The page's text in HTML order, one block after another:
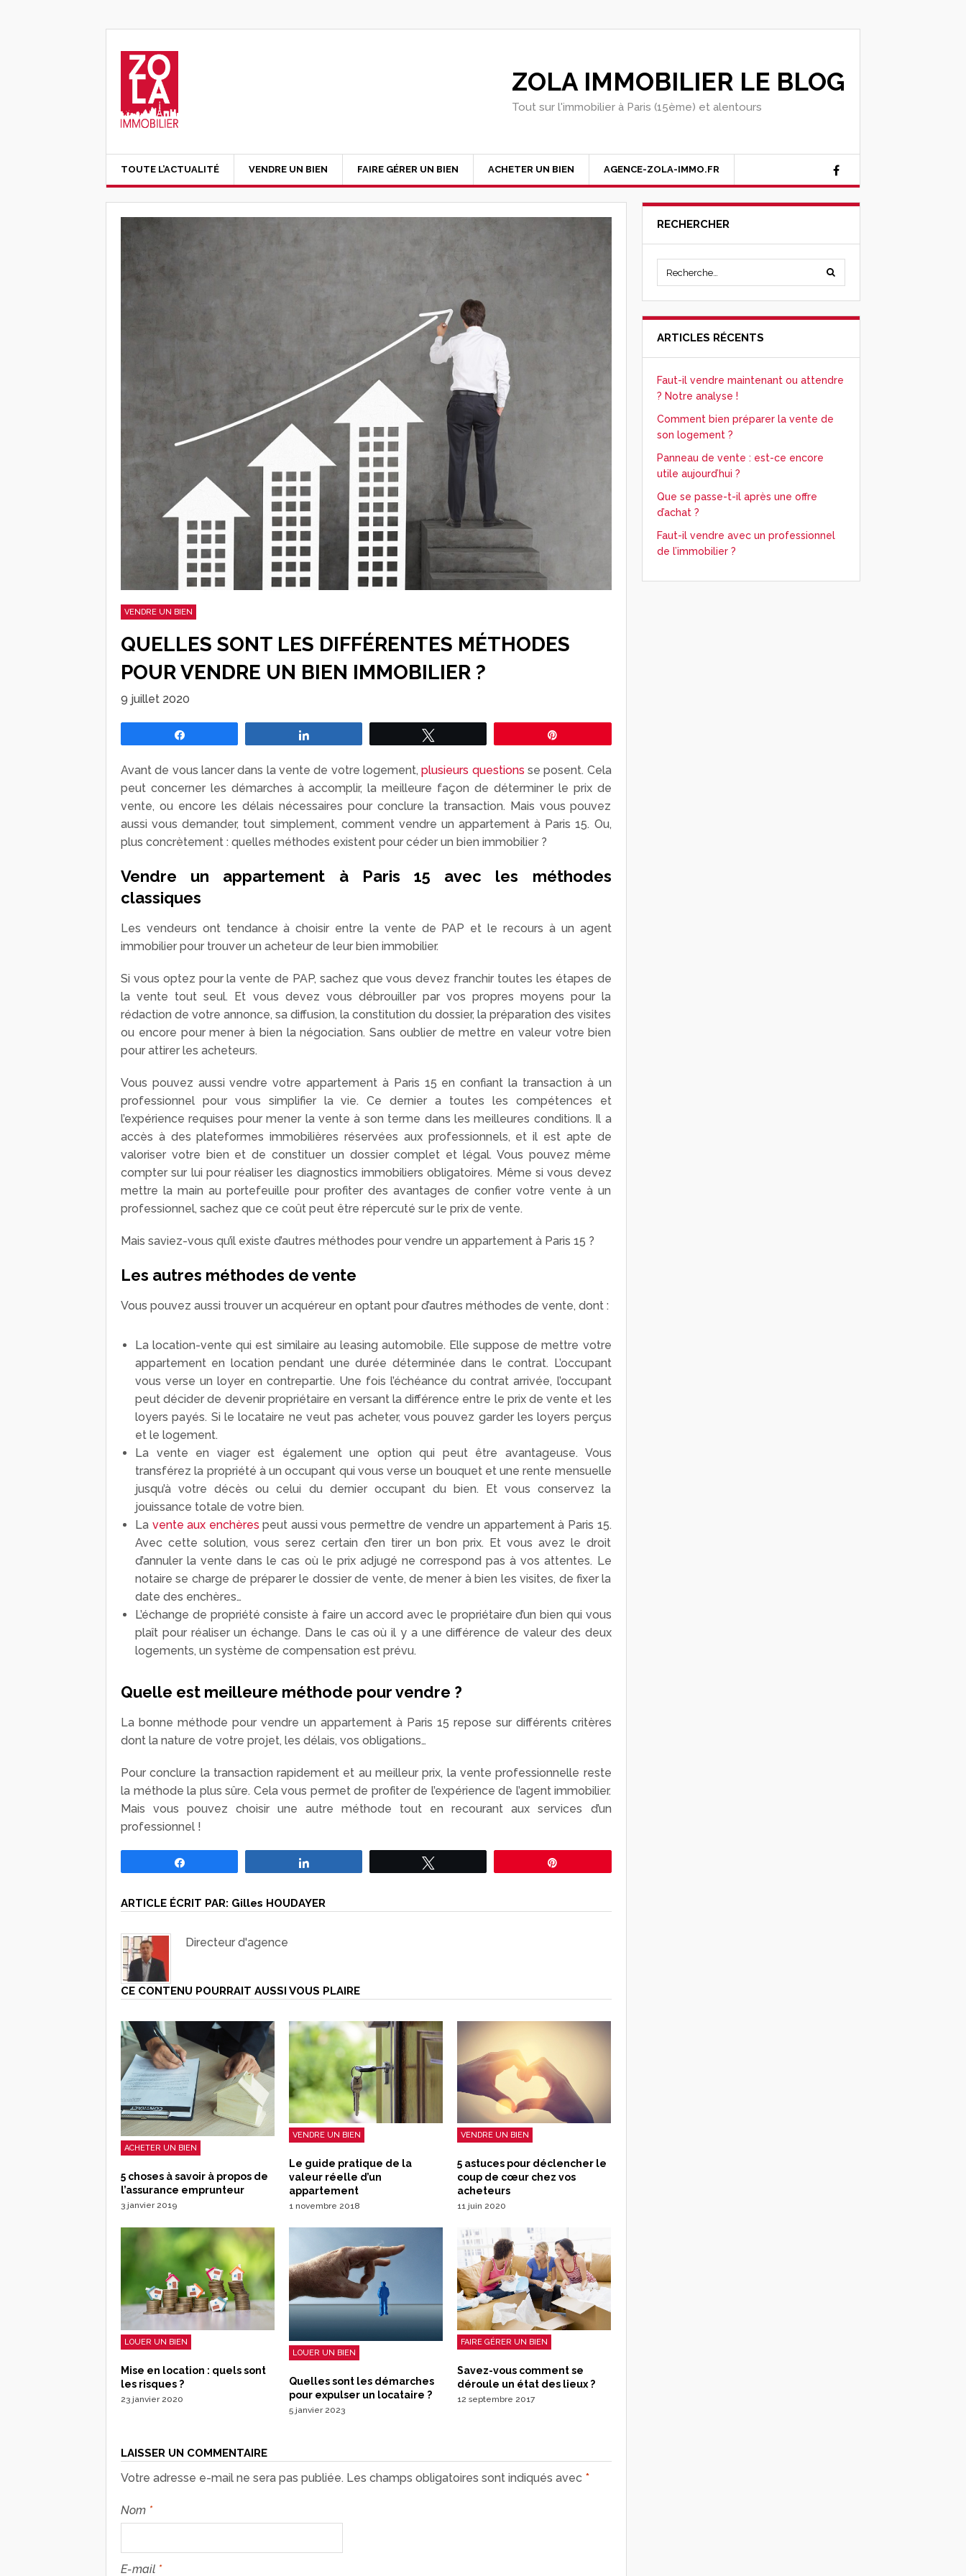
ZOLA IMMOBILIER LE BLOG
Tout sur l'immobilier à Paris (15ème) et alentours
TOUTE L’ACTUALITÉ VENDRE UN BIEN FAIRE GÉRER UN BIEN ACHETER UN BIEN AGENCE-ZOLA-IMMO.FR
VENDRE UN BIEN
QUELLES SONT LES DIFFÉRENTES MÉTHODES
POUR VENDRE UN BIEN IMMOBILIER ?
9 juillet 2020
Avant de vous lancer dans la vente de votre logement,plusieurs questions se posent. Cela
peut concerner les démarches à accomplir, la meilleure façon de déterminer le prix de
vente, ou encore les délais nécessaires pour conclure la transaction. Mais vous pouvez
aussi vous demander, tout simplement, comment vendre un appartement à Paris 15. Ou,
plus concrètement : quelles méthodes existent pour céder un bien immobilier ?
Vendre un appartement à Paris 15 avec les méthodes
classiques
Les vendeurs ont tendance à choisir entre la vente de PAP et le recours à un agent
immobilier pour trouver un acheteur de leur bien immobilier.
Si vous optez pour la vente de PAP, sachez que vous devez franchir toutes les étapes de
la vente tout seul. Et vous devez vous débrouiller par vos propres moyens pour la
rédaction de votre annonce, sa diffusion, la constitution du dossier, la préparation des visites
ou encore pour mener à bien la négociation. Sans oublier de mettre en valeur votre bien
pour attirer les acheteurs.
Vous pouvez aussi vendre votre appartement à Paris 15 en confiant la transaction à un
professionnel pour vous simplifier la vie. Ce dernier a toutes les compétences et
l’expérience requises pour mener la vente à son terme dans les meilleures conditions. Il a
accès à des plateformes immobilières réservées aux professionnels, et il est apte de
valoriser votre bien et de constituer un dossier complet et légal. Vous pouvez même
compter sur lui pour réaliser les diagnostics immobiliers obligatoires. Même si vous devez
mettre la main au portefeuille pour profiter des avantages de confier votre vente à un
professionnel, sachez que ce coût peut être répercuté sur le prix de vente.
Mais saviez-vous qu’il existe d’autres méthodes pour vendre un appartement à Paris 15 ?
Les autres méthodes de vente
Vous pouvez aussi trouver un acquéreur en optant pour d’autres méthodes de vente, dont :
La location-vente qui est similaire au leasing automobile. Elle suppose de mettre votre
appartement en location pendant une durée déterminée dans le contrat. L’occupant
vous verse un loyer en contrepartie. Une fois l’échéance du contrat arrivée, l’occupant
peut décider de devenir propriétaire en versant la différence entre le prix de vente et les
loyers payés. Si le locataire ne veut pas acheter, vous pouvez garder les loyers perçus
et le logement.
La vente en viager est également une option qui peut être avantageuse. Vous
transférez la propriété à un occupant qui vous verse un bouquet et une rente mensuelle
jusqu’à votre décès ou celui du dernier occupant du bien. Et vous conservez la
jouissance totale de votre bien.
La vente aux enchères peut aussi vous permettre de vendre un appartement à Paris 15.
Avec cette solution, vous serez certain d’en tirer un bon prix. Et vous avez le droit
d’annuler la vente dans le cas où le prix adjugé ne correspond pas à vos attentes. Le
notaire se charge de préparer le dossier de vente, de mener à bien les visites, de fixer la
date des enchères…
L’échange de propriété consiste à faire un accord avec le propriétaire d’un bien qui vous
plaît pour réaliser un échange. Dans le cas où il y a une différence de valeur des deux
logements, un système de compensation est prévu.
Quelle est meilleure méthode pour vendre ?
La bonne méthode pour vendre un appartement à Paris 15 repose sur différents critères
dont la nature de votre projet, les délais, vos obligations…
Pour conclure la transaction rapidement et au meilleur prix, la vente professionnelle reste
la méthode la plus sûre. Cela vous permet de profiter de l’expérience de l’agent immobilier.
Mais vous pouvez choisir une autre méthode tout en recourant aux services d’un
professionnel !
ARTICLE ÉCRIT PAR: Gilles HOUDAYER
Directeur d'agence
CE CONTENU POURRAIT AUSSI VOUS PLAIRE
ACHETER UN BIEN
5 choses à savoir à propos de
l’assurance emprunteur
3 janvier 2019
VENDRE UN BIEN
Le guide pratique de la
valeur réelle d’un
appartement
1 novembre 2018
VENDRE UN BIEN
5 astuces pour déclencher le
coup de cœur chez vos
acheteurs
11 juin 2020
LOUER UN BIEN
Mise en location : quels sont
les risques ?
23 janvier 2020
LOUER UN BIEN
Quelles sont les démarches
pour expulser un locataire ?
5 janvier 2023
FAIRE GÉRER UN BIEN
Savez-vous comment se
déroule un état des lieux ?
12 septembre 2017
LAISSER UN COMMENTAIRE
Votre adresse e-mail ne sera pas publiée. Les champs obligatoires sont indiqués avec *
Nom *
E-mail *
RECHERCHER
ARTICLES RÉCENTS
Faut-il vendre maintenant ou attendre
? Notre analyse !
Comment bien préparer la vente de
son logement ?
Panneau de vente : est-ce encore
utile aujourd’hui ?
Que se passe-t-il après une offre
d’achat ?
Faut-il vendre avec un professionnel
de l’immobilier ?